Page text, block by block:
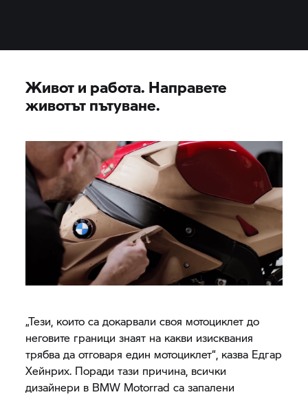
Живот и работа. Направете
животът пътуване.
„Тези, които са докарвали своя мотоциклет до
неговите граници знаят на какви изисквания
трябва да отговаря един мотоциклет“, казва Едгар
Хейнрих. Поради тази причина, всички
дизайнери в BMW Motorrad са запалени